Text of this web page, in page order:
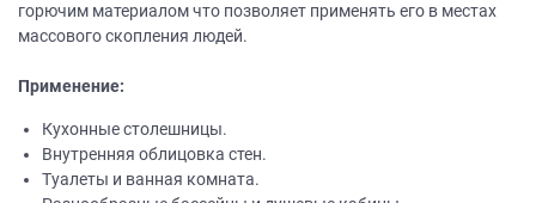
горючим материалом что позволяет применять его в местах
массового скопления людей.
Применение:
Кухонные столешницы.
Внутренняя облицовка стен.
Туалеты и ванная комната.